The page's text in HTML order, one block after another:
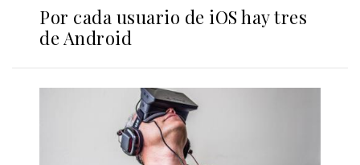
Por cada usuario de iOS hay tres
de Android